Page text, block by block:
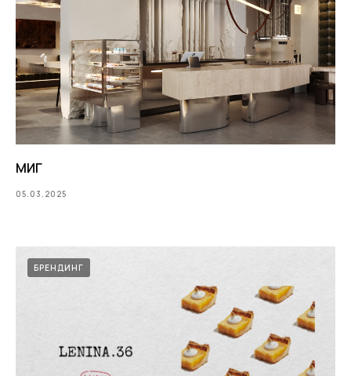
МИГ
05.03.2025
БРЕНДИНГ
Я согласен на обработку персональных
данных и ознакомлен с политикой
конфиденциальности
Оставить заявку